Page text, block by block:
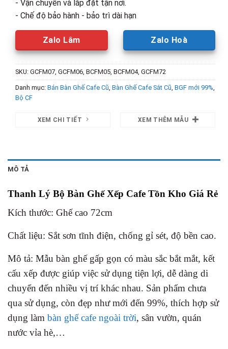
- Vận chuyển và lắp đặt tận nơi.
- Chế độ bảo hành - bảo trì dài hạn
Zalo Lâm Zalo Hoà
SKU: GCFM07, GCFM06, BCFM05, BCFM04, GCFM72
Danh mục: Bán Bàn Ghế Cafe Cũ, Bàn Ghế Cafe Sắt Cũ, BGF mới 99%,
Bộ CF
XEM CHI TIẾT XEM THÊM MẪU
MÔ TẢ
Thanh Lý Bộ Bàn Ghế Xếp Cafe Tồn Kho Giá Rẻ
Kích thước: Ghế cao 72cm
Chất liệu: Sắt sơn tĩnh điện, chống gỉ sét, độ bền cao.
Mô tả: Mẫu bàn ghế gấp gọn có màu sắc bắt mắt, kết
cấu xếp được giúp việc sử dụng tiện lợi, dễ dàng di
chuyển đến nhiều vị trí khác nhau. Sản phẩm chưa
qua sử dụng, còn đẹp như mới đến 99%, thích hợp sử
dụng làm bàn ghế cafe ngoài trời, sân vườn, quán
nước vỉa hè,…